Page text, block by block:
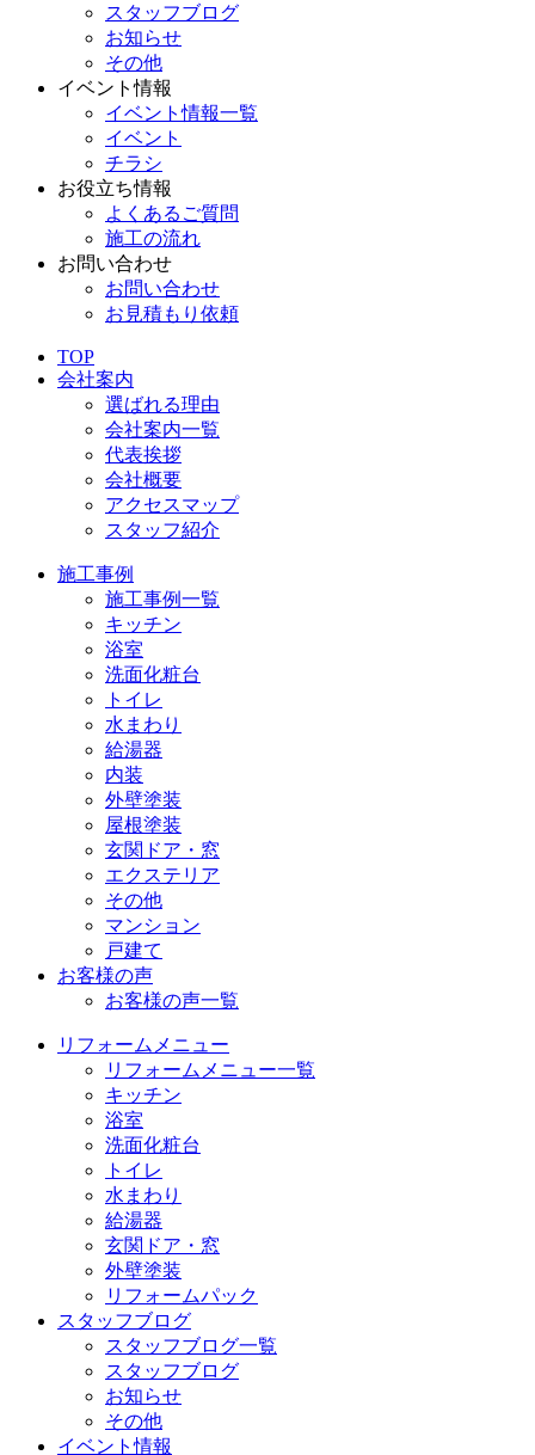
スタッフブログ
お知らせ
その他
イベント情報
イベント情報一覧
イベント
チラシ
お役立ち情報
よくあるご質問
施工の流れ
お問い合わせ
お問い合わせ
お見積もり依頼
TOP
会社案内
選ばれる理由
会社案内一覧
代表挨拶
会社概要
アクセスマップ
スタッフ紹介
施工事例
施工事例一覧
キッチン
浴室
洗面化粧台
トイレ
水まわり
給湯器
内装
外壁塗装
屋根塗装
玄関ドア・窓
エクステリア
その他
マンション
戸建て
お客様の声
お客様の声一覧
リフォームメニュー
リフォームメニュー一覧
キッチン
浴室
洗面化粧台
トイレ
水まわり
給湯器
玄関ドア・窓
外壁塗装
リフォームパック
スタッフブログ
スタッフブログ一覧
スタッフブログ
お知らせ
その他
イベント情報